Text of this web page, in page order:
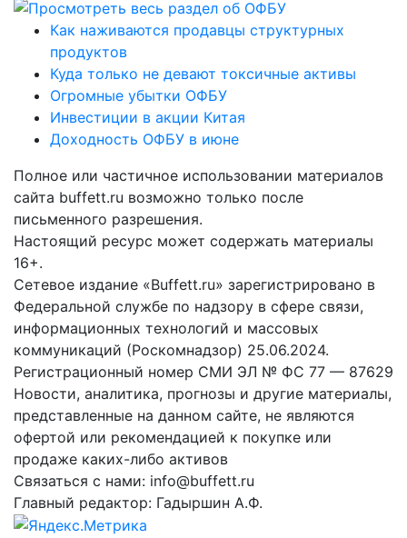
Как наживаются продавцы структурных
продуктов
Куда только не девают токсичные активы
Огромные убытки ОФБУ
Инвестиции в акции Китая
Доходность ОФБУ в июне
Полное или частичное использовании материалов
сайта buffett.ru возможно только после
письменного разрешения.
Настоящий ресурс может содержать материалы
16+.
Сетевое издание «Buffett.ru» зарегистрировано в
Федеральной службе по надзору в сфере связи,
информационных технологий и массовых
коммуникаций (Роскомнадзор) 25.06.2024.
Регистрационный номер СМИ ЭЛ № ФС 77 — 87629
Новости, аналитика, прогнозы и другие материалы,
представленные на данном сайте, не являются
офертой или рекомендацией к покупке или
продаже каких-либо активов
Связаться с нами: info@buffett.ru
Главный редактор: Гадыршин А.Ф.